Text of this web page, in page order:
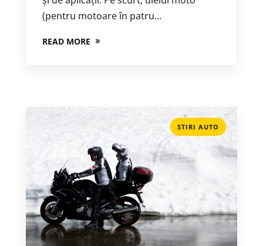
(pentru motoare în patru...
READ MORE
STIRI AUTO